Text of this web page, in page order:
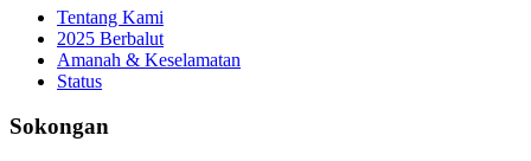
Tentang Kami
2025 Berbalut
Amanah & Keselamatan
Status
Sokongan